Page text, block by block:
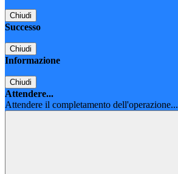
Chiudi
Successo
Chiudi
Informazione
Chiudi
Attendere...
Attendere il completamento dell'operazione...